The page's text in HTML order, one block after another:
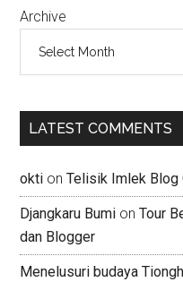
Archive
LATEST COMMENTS
okti onTelisik Imlek Blog
Djangkaru Bumi onTour
dan Blogger
Menelusuri budaya